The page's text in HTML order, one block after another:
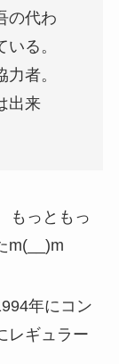
の代わ
る。
者。
出来
もっともっ
m(__)m
年にコン
レギュラー